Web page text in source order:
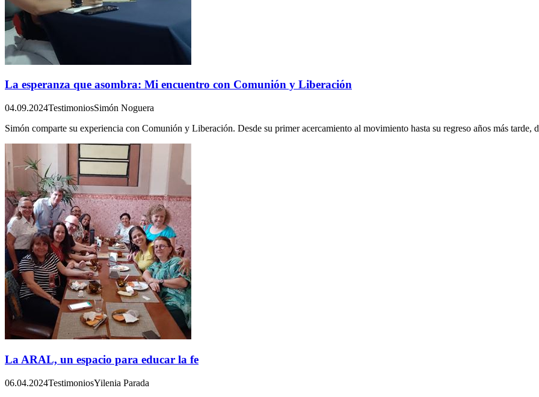
La esperanza que asombra: Mi encuentro con Comunión y Liberación
04.09.2024TestimoniosSimón Noguera
Simón comparte su experiencia con Comunión y Liberación. Desde su primer acercamiento al movimiento hasta su regreso años más
La ARAL, un espacio para educar la fe
06.04.2024TestimoniosYilenia Parada